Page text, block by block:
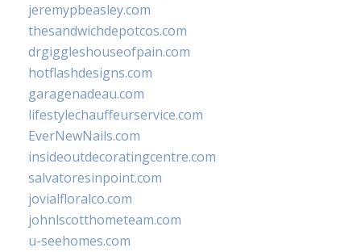
jeremypbeasley.com
thesandwichdepotcos.com
drgiggleshouseofpain.com
hotflashdesigns.com
garagenadeau.com
lifestylechauffeurservice.com
EverNewNails.com
insideoutdecoratingcentre.com
salvatoresinpoint.com
jovialfloralco.com
johnlscotthometeam.com
u-seehomes.com